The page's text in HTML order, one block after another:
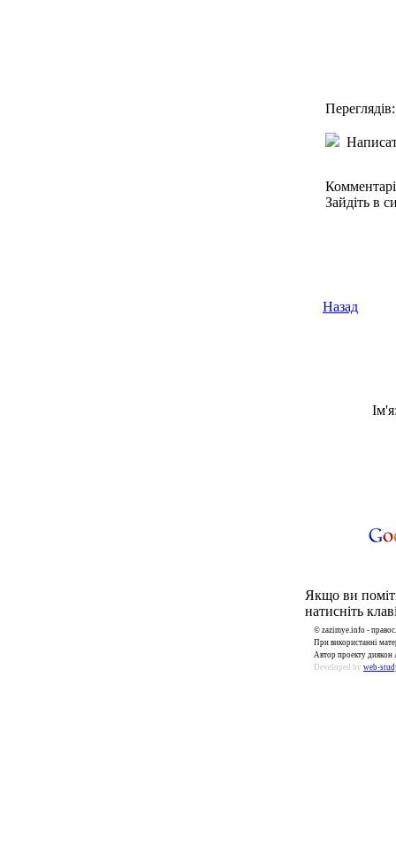
Зайдіть в
Назад
Якщо ви
натисніть
© zazimye.info -
При використанні
Автор проекту диякон
Developed by web-